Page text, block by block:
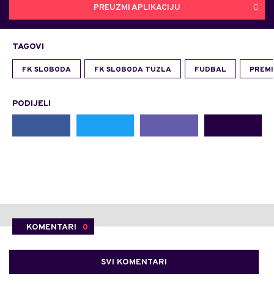
PREUZMI APLIKACIJU
TAGOVI
FK SLOBODA FK SLOBODA TUZLA FUDBAL
PODIJELI
KOMENTARI 0
SVI KOMENTARI